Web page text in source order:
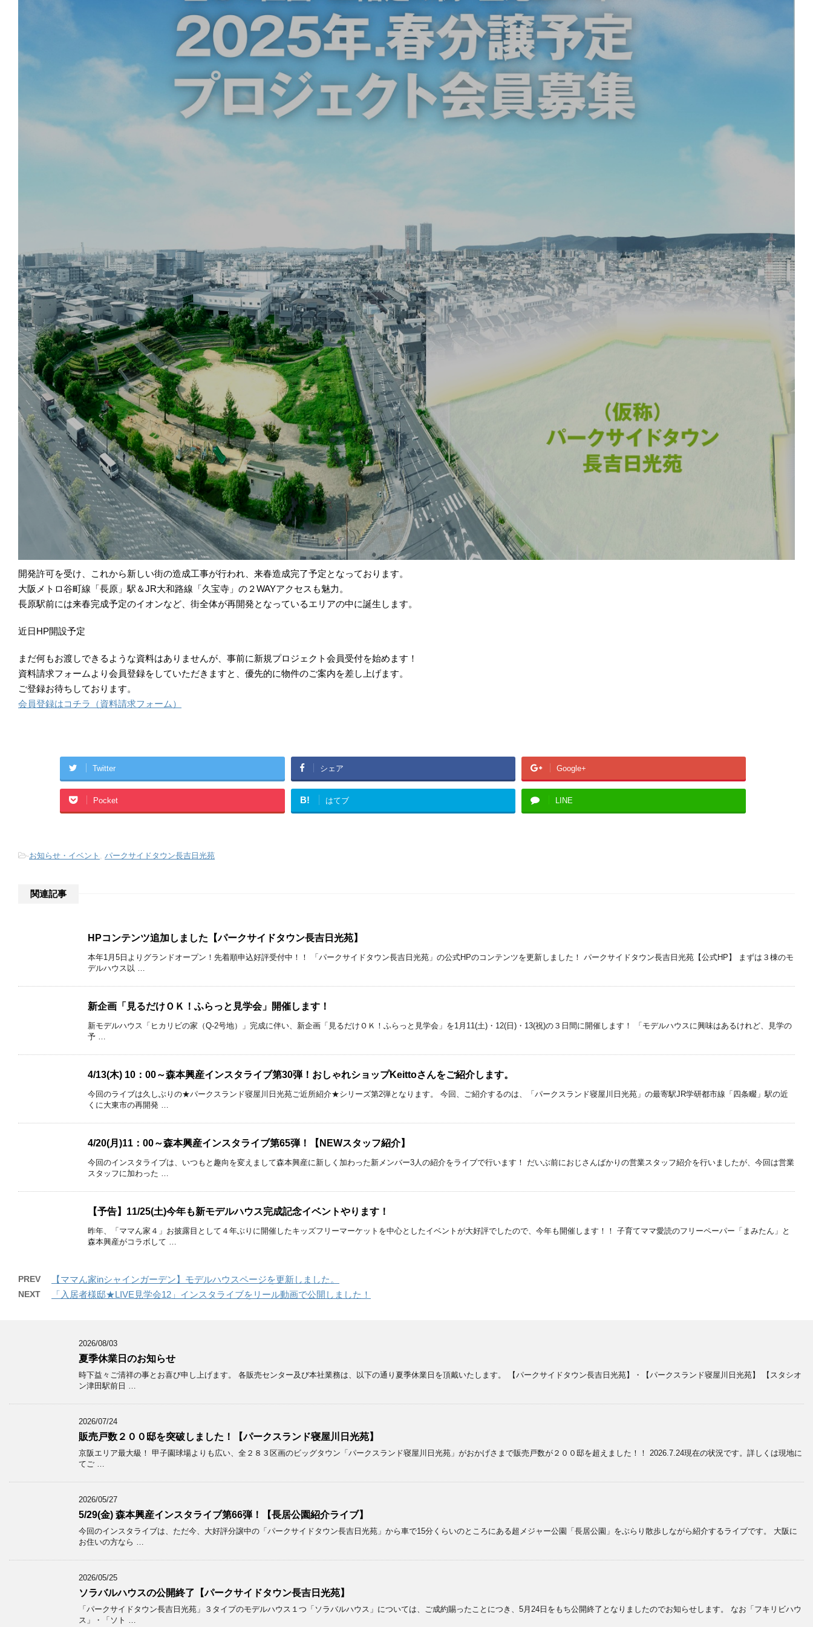
開発許可を受け、これから新しい街の造成工事が行われ、来春造成完了予定となっております。
大阪メトロ谷町線「長原」駅＆JR大和路線「久宝寺」の２WAYアクセスも魅力。
長原駅前には来春完成予定のイオンなど、街全体が再開発となっているエリアの中に誕生します。
近日HP開設予定
まだ何もお渡しできるような資料はありませんが、事前に新規プロジェクト会員受付を始めます！
資料請求フォームより会員登録をしていただきますと、優先的に物件のご案内を差し上げます。
ご登録お待ちしております。
会員登録はコチラ（資料請求フォーム）
Twitter シェア Google+
Pocket B! はてブ LINE
-お知らせ・イベント パークサイドタウン長吉日光苑
関連記事
HPコンテンツ追加しました【パークサイドタウン長吉日光苑】
本年1月5日よりグランドオープン！先着順申込好評受付中！！ 「パークサイドタウン長吉日光苑」の公式HPのコンテンツを更新しました！ パークサイドタウン長吉日光苑【公式HP】 まずは３棟のモ
デルハウス以 …
新企画「見るだけＯＫ！ふらっと見学会」開催します！
新モデルハウス「ヒカリビの家（Q-2号地）」完成に伴い、新企画「見るだけＯＫ！ふらっと見学会」を1月11(土)・12(日)・13(祝)の３日間に開催します！ 「モデルハウスに興味はあるけれど、見学の
予 …
4/13(木) 10：00～森本興産インスタライブ第30弾！おしゃれショップKeittoさんをご紹介します。
今回のライブは久しぶりの★パークスランド寝屋川日光苑ご近所紹介★シリーズ第2弾となります。 今回、ご紹介するのは、「パークスランド寝屋川日光苑」の最寄駅JR学研都市線「四条畷」駅の近
くに大東市の再開発 …
4/20(月)11：00～森本興産インスタライブ第65弾！【NEWスタッフ紹介】
今回のインスタライブは、いつもと趣向を変えまして森本興産に新しく加わった新メンバー3人の紹介をライブで行います！ だいぶ前におじさんばかりの営業スタッフ紹介を行いましたが、今回は営業
スタッフに加わった …
【予告】11/25(土)今年も新モデルハウス完成記念イベントやります！
昨年、「ママん家４」お披露目として４年ぶりに開催したキッズフリーマーケットを中心としたイベントが大好評でしたので、今年も開催します！！ 子育てママ愛読のフリーペーパー「まみたん」と
森本興産がコラボして …
PREV 【ママん家inシャインガーデン】モデルハウスページを更新しました。
NEXT 「入居者様邸★LIVE見学会12」インスタライブをリール動画で公開しました！
2026/08/03
夏季休業日のお知らせ
時下益々ご清祥の事とお喜び申し上げます。 各販売センター及び本社業務は、以下の通り夏季休業日を頂戴いたします。 【パークサイドタウン長吉日光苑】・【パークスランド寝屋川日光苑】 【スタシオ
ン津田駅前日 …
2026/07/24
販売戸数２００邸を突破しました！【パークスランド寝屋川日光苑】
京阪エリア最大級！ 甲子園球場よりも広い、全２８３区画のビッグタウン「パークスランド寝屋川日光苑」がおかげさまで販売戸数が２００邸を超えました！！ 2026.7.24現在の状況です。詳しくは現地に
てご …
2026/05/27
5/29(金) 森本興産インスタライブ第66弾！【長居公園紹介ライブ】
今回のインスタライブは、ただ今、大好評分譲中の「パークサイドタウン長吉日光苑」から車で15分くらいのところにある超メジャー公園「長居公園」をぶらり散歩しながら紹介するライブです。 大阪に
お住いの方なら …
2026/05/25
ソラバルハウスの公開終了【パークサイドタウン長吉日光苑】
「パークサイドタウン長吉日光苑」３タイプのモデルハウス１つ「ソラバルハウス」については、ご成約賜ったことにつき、5月24日をもち公開終了となりましたのでお知らせします。 なお「フキリビハウ
ス」・「ソト …